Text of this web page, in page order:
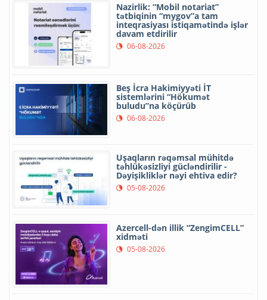
Nazirlik: “Mobil notariat”
tətbiqinin “mygov”a tam
inteqrasiyası istiqamətində işlər
davam etdirilir
06-08-2026
Beş İcra Hakimiyyəti İT
sistemlərini “Hökumət
buludu”na köçürüb
06-08-2026
Uşaqların rəqəmsal mühitdə
təhlükəsizliyi gücləndirilir -
Dəyişikliklər nəyi ehtiva edir?
05-08-2026
Azercell-dən illik “ZengimCELL”
xidməti
05-08-2026